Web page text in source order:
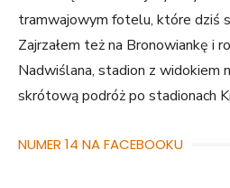
tramwajowym fotelu, które dziś
Zajrzałem też na Bronowiankę i
Nadwiślana, stadion z widokiem
skrótową podróż po stadionach
NUMER 14 NA FACEBOOKU